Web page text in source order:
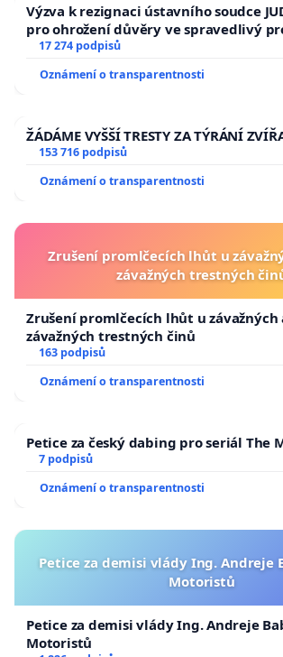
Výzva k rezignaci ústavního soudce
pro ohrožení důvěry ve spravedlivý
17 274 podpisů
Oznámení o transparentnosti
ŽÁDÁME VYŠŠÍ TRESTY ZA TÝRÁNÍ
153 716 podpisů
Oznámení o transparentnosti
Zrušení promlčecích lhůt u
závažných trestných
Zrušení promlčecích lhůt u závažných
závažných trestných činů
163 podpisů
Oznámení o transparentnosti
Petice za český dabing pro seriál The
7 podpisů
Oznámení o transparentnosti
Petice za demisi vlády Ing. Andreje
Motoristů
Petice za demisi vlády Ing. Andreje
Motoristů